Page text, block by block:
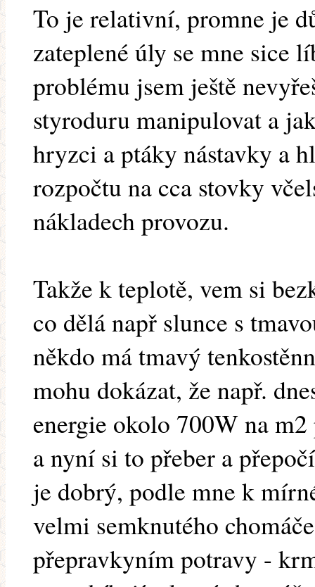
To je relativní, promne je
zateplené úly se mne sice
problému jsem ještě
styroduru manipulovat a
hryzci a ptáky nástavky a
rozpočtu na cca stovky
nákladech provozu.
Takže k teplotě, vem si
co dělá např slunce s
někdo má tmavý
mohu dokázat, že např.
energie okolo 700W na
a nyní si to přeber a
je dobrý, podle mne k
velmi semknutého
přepravkyním potravy -